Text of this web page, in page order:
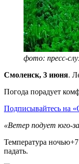
фото: пресс-
Смоленск, 3 июня.
Погода порадует
Подписывайтесь на
«Ветер подует юго-
Температура
падать.